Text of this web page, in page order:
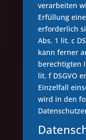
verarbeiten
Erfüllung
erforderlich
Abs. 1 lit. c
kann ferner
berechtigten
lit. f DSGVO
Einzelfall
wird in den